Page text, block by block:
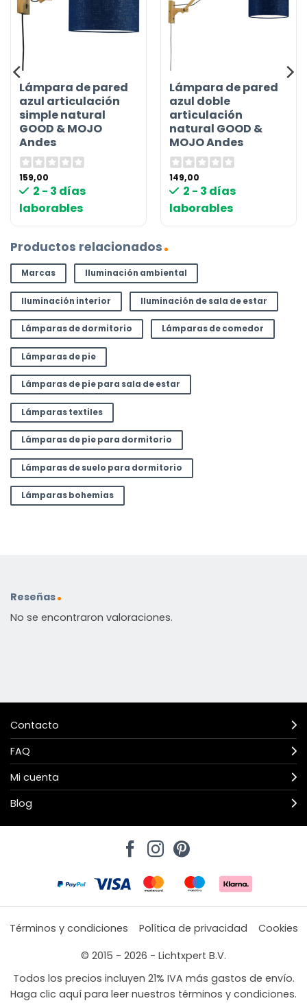
Lámpara de pared
azul articulación
simple natural
GOOD & MOJO
Andes
159,00
2 - 3 días
laborables
Lámpara de pared
azul doble
articulación
natural GOOD &
MOJO Andes
149,00
2 - 3 días
laborables
Productos relacionados
Marcas Iluminación ambiental
Iluminación interior Iluminación de sala de estar
Lámparas de dormitorio Lámparas de comedor
Lámparas de pie
Lámparas de pie para sala de estar
Lámparas textiles
Lámparas de pie para dormitorio
Lámparas de suelo para dormitorio
Lámparas bohemias
Reseñas
No se encontraron valoraciones.
Contacto
FAQ
Mi cuenta
Blog
Términos y condiciones Política de privacidad
Cookies
© 2015 - 2026 - Lichtxpert B.V.
Todos los precios incluyen 21% IVA más gastos de envío.
Haga clic aquí para leer nuestros términos y condiciones.